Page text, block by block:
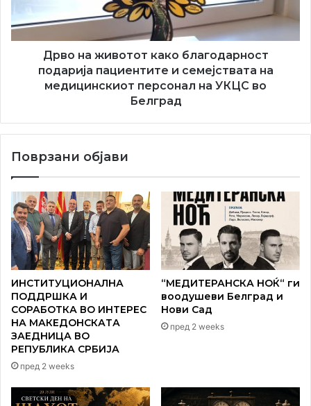
година беше ангажиран во приватниот сектор, додека
од 2014 година е претседател на Здружението на
граѓани „Матица на Албанците во Србија“, активно
учествувајќи во општествениот живот.
Од 1 октомври 2023 година е вработен во
и
семејствата
медицинскиот
персонал
во
Дрво на животот како благодарност
подарија пациентите и семејствата на
медицинскиот персонал на УКЦС во
Белград
Поврзани објави
ИНСТИТУЦИОНАЛНА
ПОДДРШКА И
СОРАБОТКА ВО ИНТЕРЕС
НА МАКЕДОНСКАТА
ЗАЕДНИЦА ВО
РЕПУБЛИКА СРБИЈА
пред 2 weeks
“МЕДИТЕРАНСКА НОЌ“ ги
воодушеви Белград и
Нови Сад
пред 2 weeks